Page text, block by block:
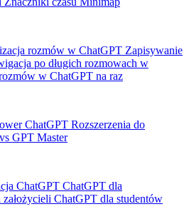
rozmów w ChatGPT Zapisywanie
po długich rozmowach w
w ChatGPT na raz
ChatGPT Rozszerzenia do
GPT Master
ChatGPT ChatGPT dla
ChatGPT dla studentów